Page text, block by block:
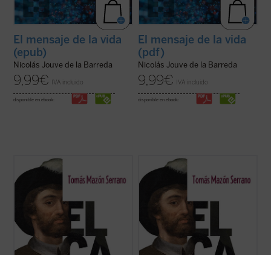
El mensaje de la vida
(epub)
Nicolás Jouve de la Barreda
9,99€ IVA incluido
disponible en ebook:
El mensaje de la vida
(pdf)
Nicolás Jouve de la Barreda
9,99€ IVA incluido
disponible en ebook:
16 PÁGINAS CON MAPAS A COLOR + 1
DESPLEGABLE
Nadie les había pedido que dieran la vuelta
al mundo.
Elcano, viaje a la historia
voces de Elcano y los suyos, que nos ...
ficha)
16 PÁGINAS CON MAPAS A COLOR + 1
DESPLEGABLE
Nadie les había pedido que dieran la vuelta
al mundo.
Elcano, viaje a la historia
voces de Elcano y los suyos, que nos ...
ficha)